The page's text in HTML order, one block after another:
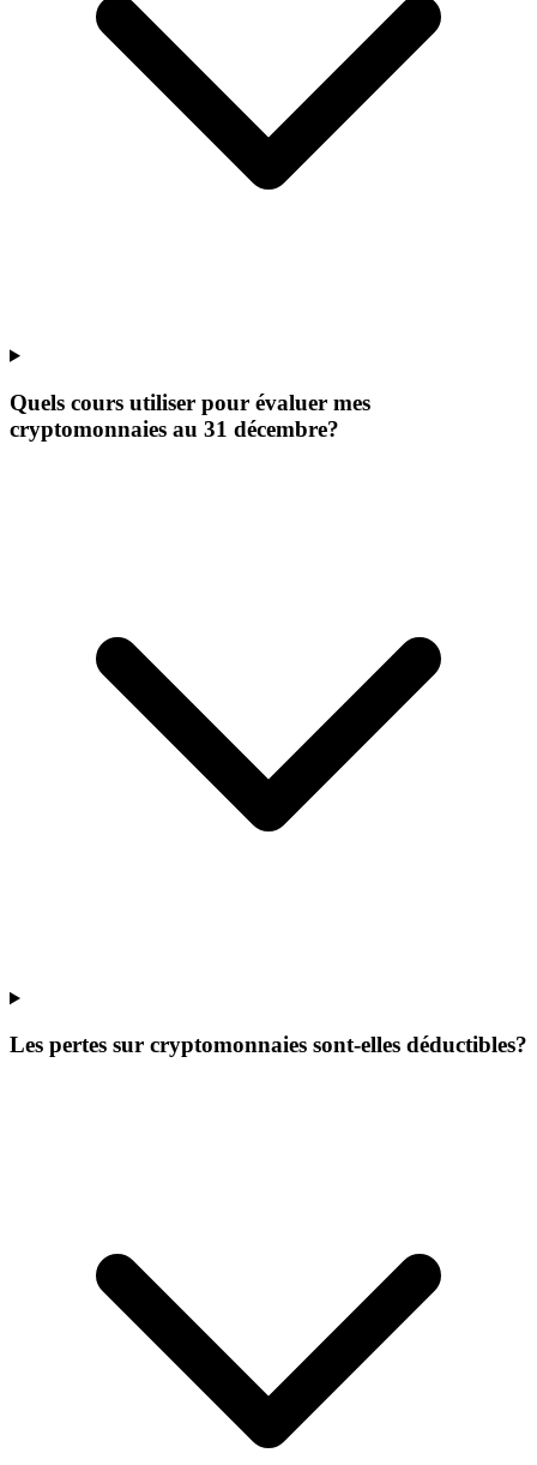
Quels cours utiliser pour évaluer mes
cryptomonnaies au 31 décembre?
Les pertes sur cryptomonnaies sont-elles déductibles?